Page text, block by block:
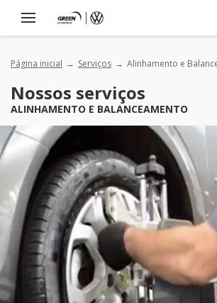
Página inicial Serviços Alinhamento e
Nossos serviços
ALINHAMENTO E BALANCEAMENTO